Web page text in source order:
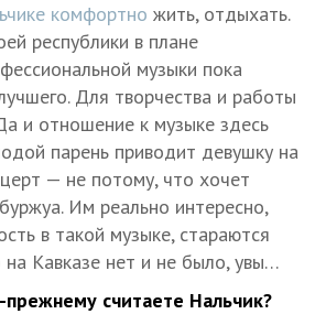
комфортно жить, отдыхать.
республики в плане
музыки пока
Для творчества и работы
и отношение к музыке здесь
парень приводит девушку на
— не потому, что хочет
Им реально интересно,
в такой музыке, стараются
на Кавказе нет и не было, увы…
считаете Нальчик?